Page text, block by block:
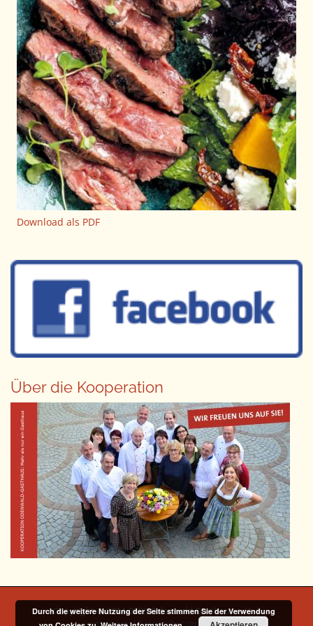
Download als PDF
Über die Kooperation
Copyright © 2014-2026 Odenwald Gasthaus e. V. |
Impressum|Datenschutzerklärung
Durch die weitere Nutzung der Seite stimmen Sie der Verwendung